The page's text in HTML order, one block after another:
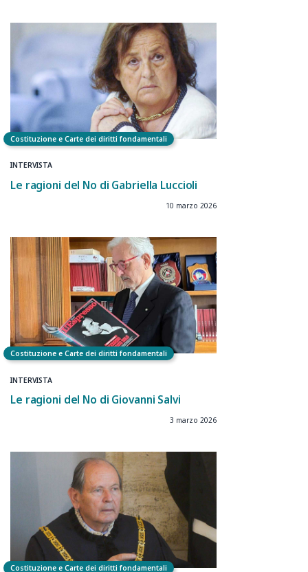
Costituzione e Carte dei diritti fondamentali
INTERVISTA
Le ragioni del No di Gabriella Luccioli
10 marzo 2026
Costituzione e Carte dei diritti fondamentali
INTERVISTA
Le ragioni del No di Giovanni Salvi
3 marzo 2026
Costituzione e Carte dei diritti fondamentali